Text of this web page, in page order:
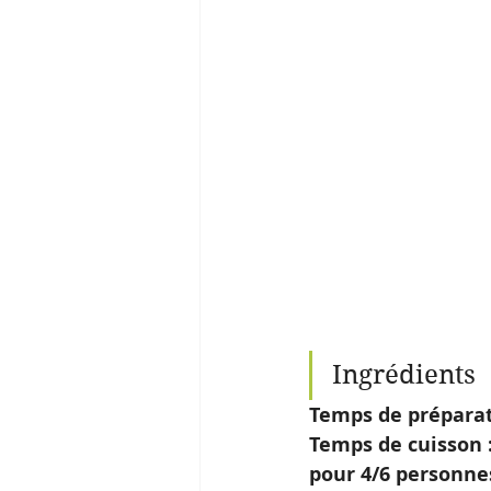
Ingrédients
Temps de
Temps de cuisson :
pour 4/6